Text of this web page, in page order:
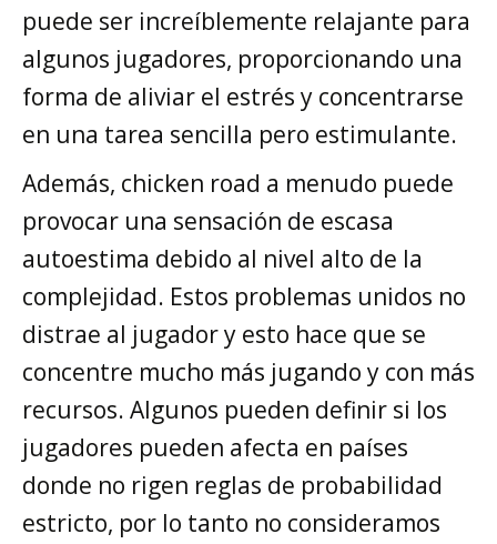
puede ser increíblemente relajante para
algunos jugadores, proporcionando una
forma de aliviar el estrés y concentrarse
en una tarea sencilla pero estimulante.
Además, chicken road a menudo puede
provocar una sensación de escasa
autoestima debido al nivel alto de la
complejidad. Estos problemas unidos no
distrae al jugador y esto hace que se
concentre mucho más jugando y con más
recursos. Algunos pueden definir si los
jugadores pueden afecta en países
donde no rigen reglas de probabilidad
estricto, por lo tanto no consideramos